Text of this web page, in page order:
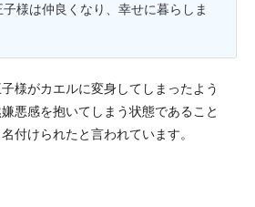
様は仲良くなり、幸せに暮らしま
様がカエルに変身してしまったよう
悪感を抱いてしまう状態であること
付けられたと言われています。